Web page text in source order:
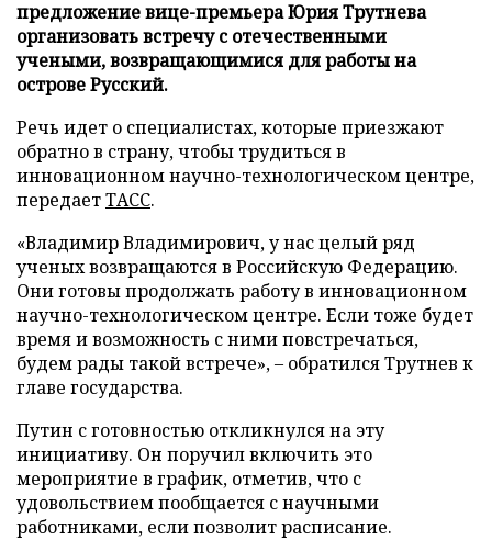
предложение вице-премьера Юрия Трутнева
организовать встречу с отечественными
учеными, возвращающимися для работы на
острове Русский.
Речь идет о специалистах, которые приезжают
обратно в страну, чтобы трудиться в
инновационном научно-технологическом центре,
передаетТАСС.
«Владимир Владимирович, у нас целый ряд
ученых возвращаются в Российскую Федерацию.
Они готовы продолжать работу в инновационном
научно-технологическом центре. Если тоже будет
время и возможность с ними повстречаться,
будем рады такой встрече», – обратился Трутнев к
главе государства.
Путин с готовностью откликнулся на эту
инициативу. Он поручил включить это
мероприятие в график, отметив, что с
удовольствием пообщается с научными
работниками, если позволит расписание.